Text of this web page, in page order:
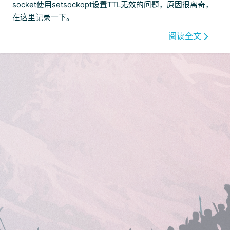
socket使用setsockopt设置TTL无效的问题，原因很离奇，
在这里记录一下。
阅读全文